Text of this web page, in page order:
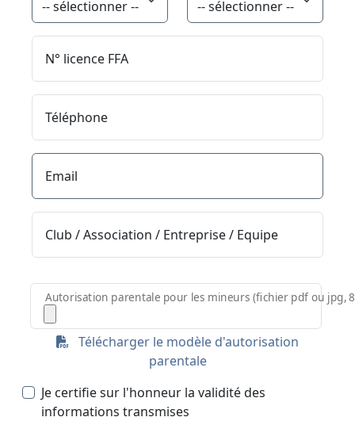
N° licence FFA
Téléphone
Email
Club / Association / Entreprise / Equipe
Autorisation parentale pour les mineurs (fichier pdf ou jpg,
Télécharger le modèle d'autorisation
parentale
Je certifie sur l'honneur la validité des
informations transmises